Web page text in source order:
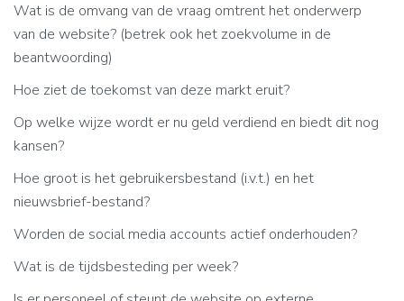
Wat is de omvang van de vraag omtrent het onderwerp
van de website? (betrek ook het zoekvolume in de
beantwoording)
Hoe ziet de toekomst van deze markt eruit?
Op welke wijze wordt er nu geld verdiend en biedt dit nog
kansen?
Hoe groot is het gebruikersbestand (i.v.t.) en het
nieuwsbrief-bestand?
Worden de social media accounts actief onderhouden?
Wat is de tijdsbesteding per week?